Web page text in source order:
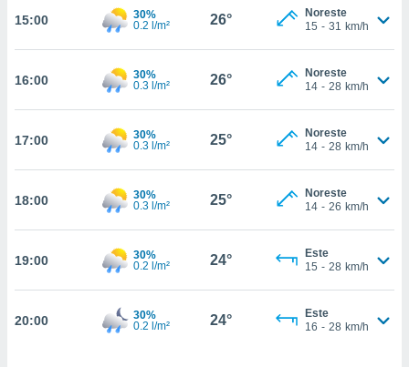
coste.
botón
a la
todas
ya sean
nos
en
perfil
y
CONTINUAR
15:00
30%
0.2 l/m²
26°
Noreste
15 - 31 km/h
16:00
30%
0.3 l/m²
26°
Noreste
14 - 28 km/h
17:00
30%
0.3 l/m²
25°
Noreste
14 - 28 km/h
18:00
30%
0.3 l/m²
25°
Noreste
14 - 26 km/h
19:00
30%
0.2 l/m²
24°
Este
15 - 28 km/h
20:00
30%
0.2 l/m²
24°
Este
16 - 28 km/h